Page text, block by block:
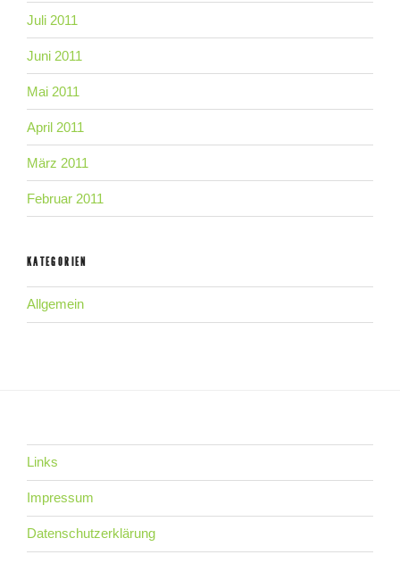
Juli 2011
Juni 2011
Mai 2011
April 2011
März 2011
Februar 2011
KATEGORIEN
Allgemein
Links
Impressum
Datenschutzerklärung